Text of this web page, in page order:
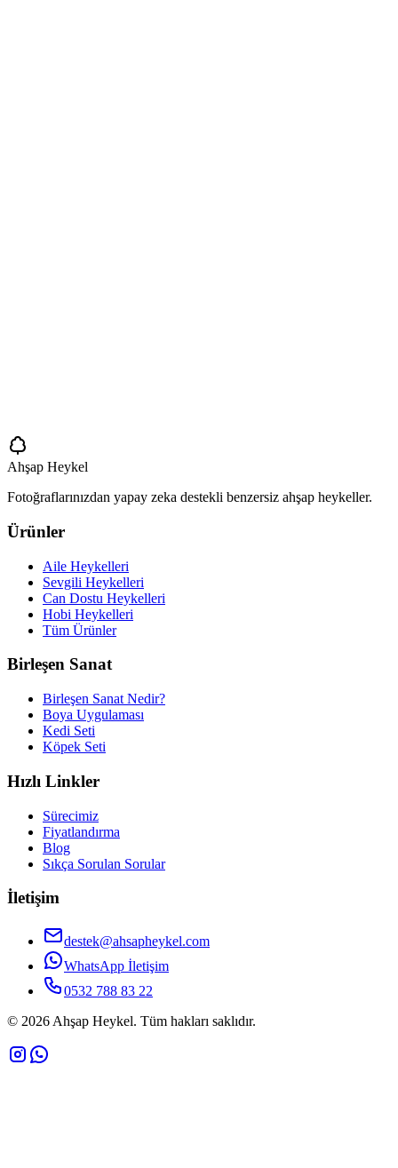
Ahşap Heykel
Fotoğraflarınızdan yapay zeka destekli benzersiz ahşap heykeller.
Ürünler
Aile Heykelleri
Sevgili Heykelleri
Can Dostu Heykelleri
Hobi Heykelleri
Tüm Ürünler
Birleşen Sanat
Birleşen Sanat Nedir?
Boya Uygulaması
Kedi Seti
Köpek Seti
Hızlı Linkler
Sürecimiz
Fiyatlandırma
Blog
Sıkça Sorulan Sorular
İletişim
destek@ahsapheykel.com
WhatsApp İletişim
0532 788 83 22
© 2026 Ahşap Heykel. Tüm hakları saklıdır.